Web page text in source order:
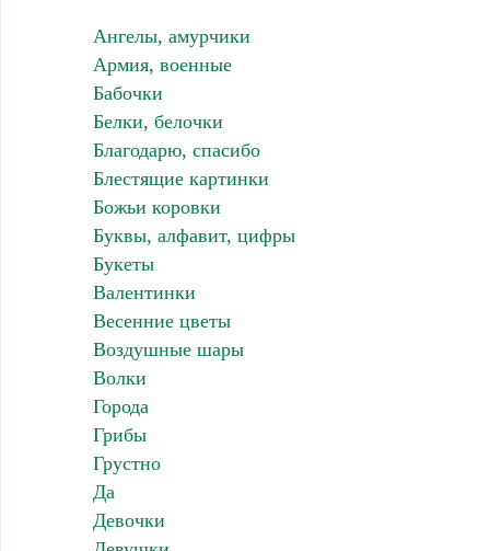
Ангелы, амурчики
Армия, военные
Бабочки
Белки, белочки
Благодарю, спасибо
Блестящие картинки
Божьи коровки
Буквы, алфавит, цифры
Букеты
Валентинки
Весенние цветы
Воздушные шары
Волки
Города
Грибы
Грустно
Да
Девочки